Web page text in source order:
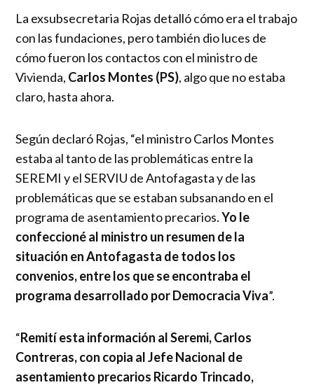
La exsubsecretaria Rojas detalló cómo era el trabajo
con las fundaciones, pero también dio luces de
cómo fueron los contactos con el ministro de
Vivienda, Carlos Montes (PS), algo que no estaba
claro, hasta ahora.
Según declaró Rojas, “el ministro Carlos Montes
estaba al tanto de las problemáticas entre la
SEREMI y el SERVIU de Antofagasta y de las
problemáticas que se estaban subsanando en el
programa de asentamiento precarios.Yo le
confeccioné al ministro un resumen de la
situación en Antofagasta de todos los
convenios, entre los que se encontraba el
programa desarrollado por Democracia Viva”.
“Remití esta información al Seremi, Carlos
Contreras, con copia al Jefe Nacional de
asentamiento precarios Ricardo Trincado,